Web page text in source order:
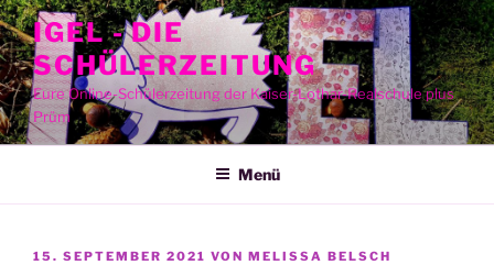
Zum
Inhalt
springen
IGEL - DIE
SCHÜLERZEITUNG
Eure Online-Schülerzeitung der Kaiser-Lothar-Realschule plus
Prüm
Menü
VERÖFFENTLICHT
15. SEPTEMBER 2021 VON MELISSA BELSCH